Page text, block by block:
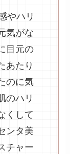
やハリ
気がな
目元の
あたり
のに気
のハリ
くして
ンタ美
チャー